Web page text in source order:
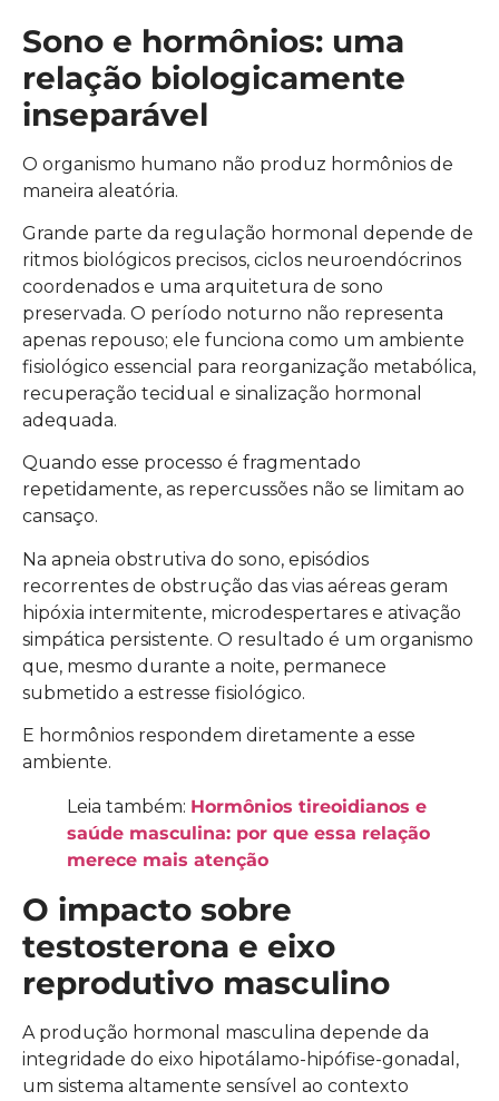
Sono e hormônios: uma
relação biologicamente
inseparável
O organismo humano não produz hormônios de
maneira aleatória.
Grande parte da regulação hormonal depende de
ritmos biológicos precisos, ciclos neuroendócrinos
coordenados e uma arquitetura de sono
preservada. O período noturno não representa
apenas repouso; ele funciona como um ambiente
fisiológico essencial para reorganização metabólica,
recuperação tecidual e sinalização hormonal
adequada.
Quando esse processo é fragmentado
repetidamente, as repercussões não se limitam ao
cansaço.
Na apneia obstrutiva do sono, episódios
recorrentes de obstrução das vias aéreas geram
hipóxia intermitente, microdespertares e ativação
simpática persistente. O resultado é um organismo
que, mesmo durante a noite, permanece
submetido a estresse fisiológico.
E hormônios respondem diretamente a esse
ambiente.
Leia também: Hormônios tireoidianos e
saúde masculina: por que essa relação
merece mais atenção
O impacto sobre
testosterona e eixo
reprodutivo masculino
A produção hormonal masculina depende da
integridade do eixo hipotálamo-hipófise-gonadal,
um sistema altamente sensível ao contexto